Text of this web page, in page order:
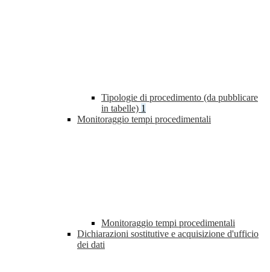
Tipologie di procedimento (da pubblicare
in tabelle) 1
Monitoraggio tempi procedimentali
Monitoraggio tempi procedimentali
Dichiarazioni sostitutive e acquisizione d'ufficio
dei dati